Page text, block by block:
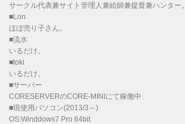
サークル代表兼サイト管理人兼絵師兼提督兼ハンター。
■Lon
ほぼ売り子さん。
■流水
いるだけ。
■toki
いるだけ。
■サーバー
CORESERVERのCORE-MINIにて稼働中
■現使用パソコン(2013/3～)
OS:Winddows7 Pro 64bit